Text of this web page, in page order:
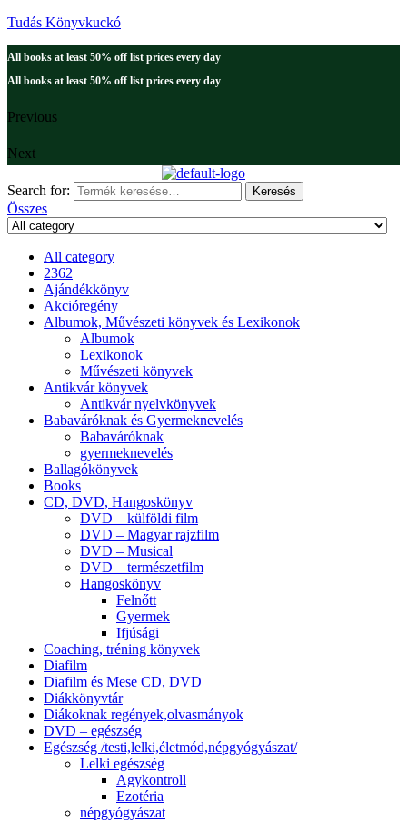
Tudás Könyvkuckó
All books at least 50% off list prices every day
All books at least 50% off list prices every day
Previous
Next
Search for: Keresés
Összes
All category
2362
Ajándékkönyv
Akcióregény
Albumok, Művészeti könyvek és Lexikonok
Albumok
Lexikonok
Művészeti könyvek
Antikvár könyvek
Antikvár nyelvkönyvek
Babaváróknak és Gyermeknevelés
Babaváróknak
gyermeknevelés
Ballagókönyvek
Books
CD, DVD, Hangoskönyv
DVD – külföldi film
DVD – Magyar rajzfilm
DVD – Musical
DVD – természetfilm
Hangoskönyv
Felnőtt
Gyermek
Ifjúsági
Coaching, tréning könyvek
Diafilm
Diafilm és Mese CD, DVD
Diákkönyvtár
Diákoknak regények,olvasmányok
DVD – egészség
Egészség /testi,lelki,életmód,népgyógyászat/
Lelki egészség
Agykontroll
Ezotéria
népgyógyászat